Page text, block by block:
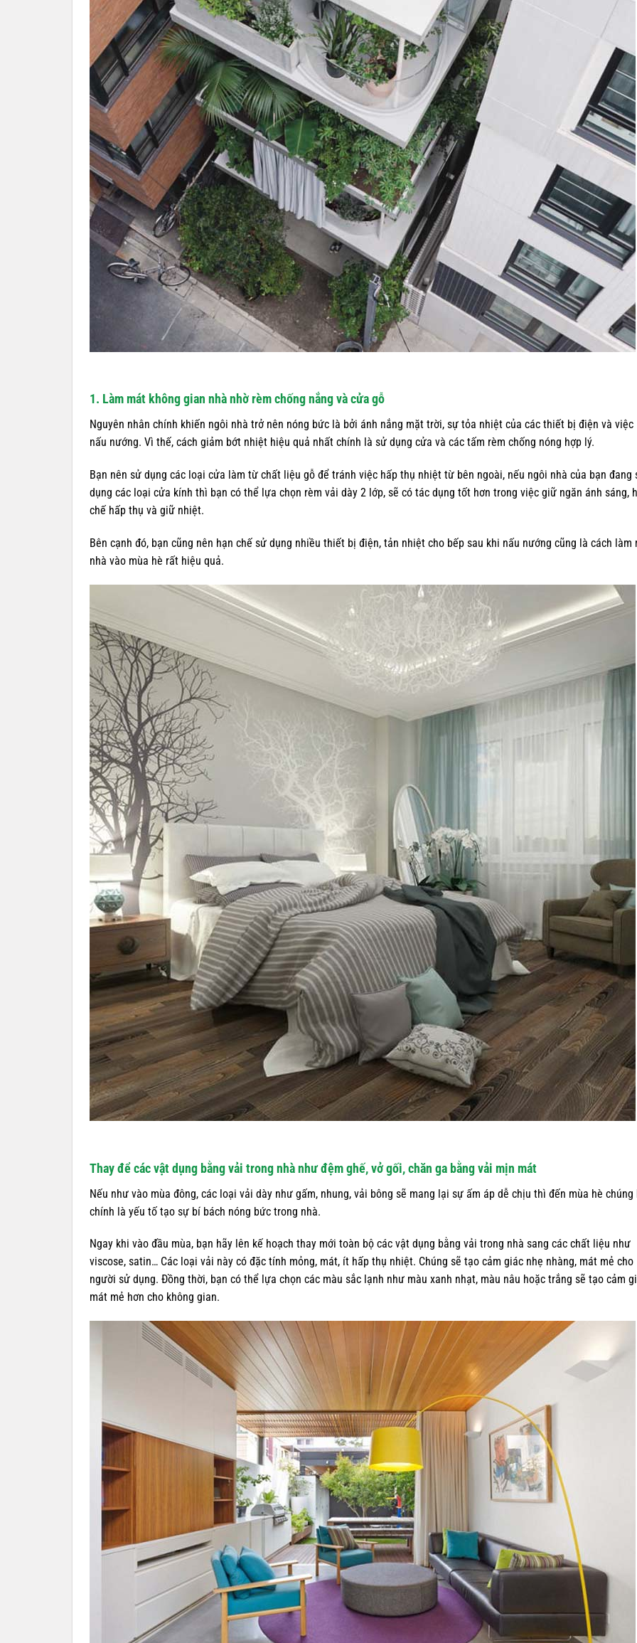
1. Làm mát không gian nhà nhờ rèm chống nắng và cửa gỗ
Nguyên nhân chính khiến ngôi nhà trở nên nóng bức là bởi ánh nắng mặt trời, sự tỏa nhiệt của các thiết bị điện và việc
nấu nướng. Vì thế, cách giảm bớt nhiệt hiệu quả nhất chính là sử dụng cửa và các tấm rèm chống nóng hợp lý.
Bạn nên sử dụng các loại cửa làm từ chất liệu gỗ để tránh việc hấp thụ nhiệt từ bên ngoài, nếu ngôi nhà của bạn đang
dụng các loại cửa kính thì bạn có thể lựa chọn rèm vải dày 2 lớp, sẽ có tác dụng tốt hơn trong việc giữ ngăn ánh sáng,
chế hấp thụ và giữ nhiệt.
Bên cạnh đó, bạn cũng nên hạn chế sử dụng nhiều thiết bị điện, tản nhiệt cho bếp sau khi nấu nướng cũng là cách làm
nhà vào mùa hè rất hiệu quả.
Thay để các vật dụng bằng vải trong nhà như đệm ghế, vở gối, chăn ga bằng vải mịn mát
Nếu như vào mùa đông, các loại vải dày như gấm, nhung, vải bông sẽ mang lại sự ấm áp dễ chịu thì đến mùa hè chúng
chính là yếu tố tạo sự bí bách nóng bức trong nhà.
Ngay khi vào đầu mùa, bạn hãy lên kế hoạch thay mới toàn bộ các vật dụng bằng vải trong nhà sang các chất liệu như
viscose, satin… Các loại vải này có đặc tính mỏng, mát, ít hấp thụ nhiệt. Chúng sẽ tạo cảm giác nhẹ nhàng, mát mẻ cho
người sử dụng. Đồng thời, bạn có thể lựa chọn các màu sắc lạnh như màu xanh nhạt, màu nâu hoặc trắng sẽ tạo cảm
mát mẻ hơn cho không gian.